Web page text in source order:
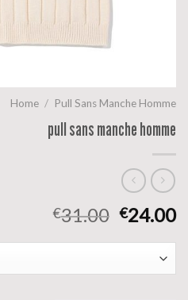
Home / Pull Sans Manche Homme
pull sans manche homme
€31.00 €24.00